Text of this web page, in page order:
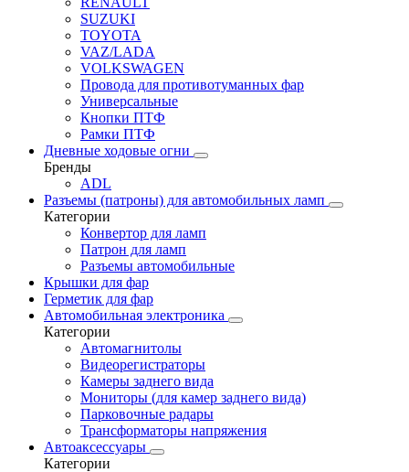
SUZUKI
TOYOTA
VAZ/LADA
VOLKSWAGEN
Провода для противотуманных фар
Универсальные
Кнопки ПТФ
Рамки ПТФ
Дневные ходовые огни
Бренды
ADL
Разъемы (патроны) для автомобильных ламп
Категории
Конвертор для ламп
Патрон для ламп
Разъемы автомобильные
Крышки для фар
Герметик для фар
Автомобильная электроника
Категории
Автомагнитолы
Видеорегистраторы
Камеры заднего вида
Мониторы (для камер заднего вида)
Парковочные радары
Трансформаторы напряжения
Автоаксессуары
Категории